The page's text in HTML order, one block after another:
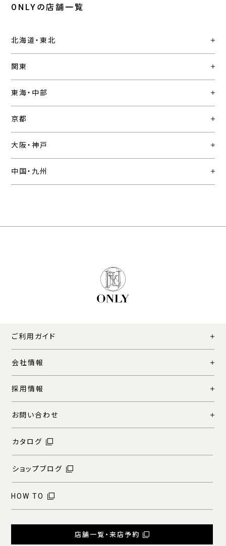
ONLYの店舗一覧
北海道・東北
関東
東海・中部
京都
大阪・神戸
中国・九州
ご利用ガイド
会社情報
採用情報
お問い合わせ
カタログ
ショップブログ
HOW TO
店舗一覧・来店予約